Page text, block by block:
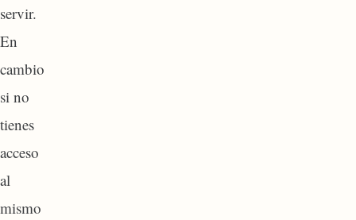
servir.
En
cambio
si no
tienes
acceso
al
mismo